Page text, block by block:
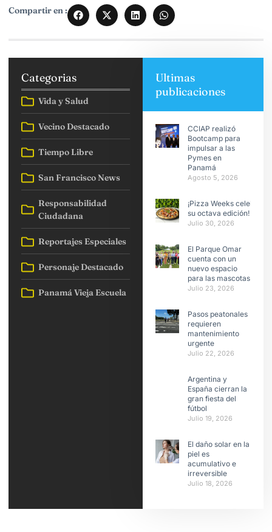
Compartir en :
Categorias
Vida y Salud
Vecino Destacado
Tiempo Libre
San Francisco News
Responsabilidad
Ciudadana
Reportajes Especiales
Personaje Destacado
Panamá Vieja Escuela
Ultimas
publicaciones
CCIAP realizó
Bootcamp para
impulsar a las
Pymes en
Panamá
Agosto 5, 2026
¡Pizza Weeks celebra
su octava edición!
Julio 30, 2026
El Parque Omar
cuenta con un
nuevo espacio
para las mascotas
Julio 23, 2026
Pasos peatonales
requieren
mantenimiento
urgente
Julio 22, 2026
Argentina y
España cierran la
gran fiesta del
fútbol
Julio 19, 2026
El daño solar en la
piel es
acumulativo e
irreversible
Julio 18, 2026